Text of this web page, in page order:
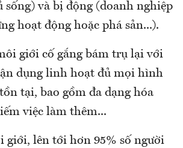
sống) và bị động (doanh nghiệp
hoạt động hoặc phá sản...).
giới cố gắng bám trụ lại với
dụng linh hoạt đủ mọi hình
tại, bao gồm đa dạng hóa
việc làm thêm...
giới, lên tới hơn 95% số người